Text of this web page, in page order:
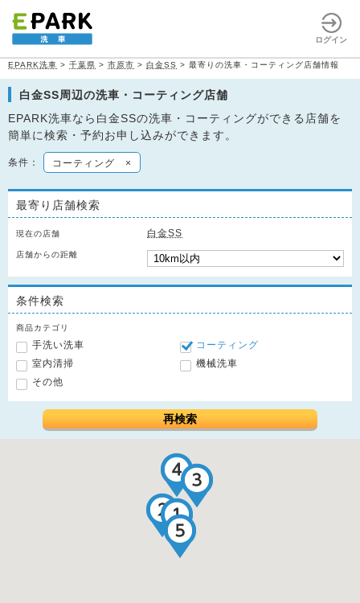
ログイン
EPARK洗車 > 千葉県 > 市原市 > 白金SS > 最寄りの洗車・コーティング店舗情報
白金SS周辺の洗車・コーティング店舗
EPARK洗車なら白金SSの洗車・コーティングができる店舗を
簡単に検索・予約お申し込みができます。
条件： コーティング ×
最寄り店舗検索
現在の店舗 白金SS
店舗からの距離
条件検索
商品カテゴリ
手洗い洗車
コーティング
室内清掃
機械洗車
その他
再検索